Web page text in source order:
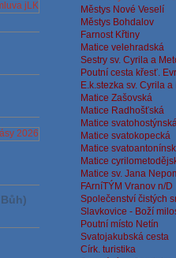
Městys Nové Veselí
Městys Bohdalov
Farnost Křtiny
Matice velehradská
Sestry sv. Cyrila a
Poutní cesta křesť.
E.k.stezka sv. Cyrila a
Matice Zašovská
Matice Radhošťská
Matice svatohostýnská
Matice svatokopecká
Matice
Matice
Matice sv. Jana
FArníTÝM Vranov n/D
Společenství čistých
Slavkovice - Boží
Poutní místo Netín
Svatojakubská cesta
Círk. turistika